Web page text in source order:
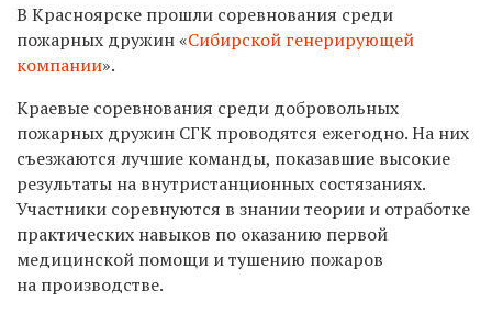
В Красноярске прошли соревнования среди
пожарных дружин «Сибирской генерирующей
компании».
Краевые соревнования среди добровольных
пожарных дружин СГК проводятся ежегодно. На них
съезжаются лучшие команды, показавшие высокие
результаты на внутристанционных состязаниях.
Участники соревнуются в знании теории и отработке
практических навыков по оказанию первой
медицинской помощи и тушению пожаров
на производстве.